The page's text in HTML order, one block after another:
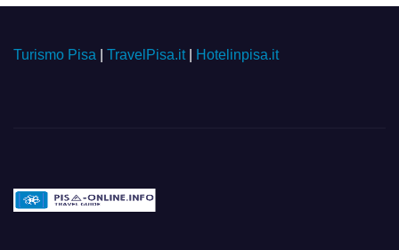
Turismo Pisa TravelPisa.it| Hotelinpisa.it